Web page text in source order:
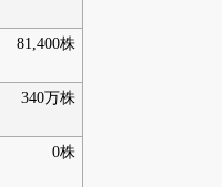
81,400株
340万株
0株